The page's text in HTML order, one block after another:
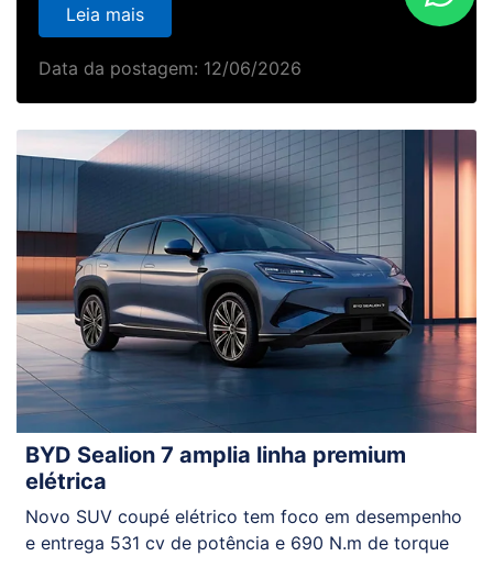
Leia mais
Data da postagem: 12/06/2026
BYD Sealion 7 amplia linha premium
elétrica
Novo SUV coupé elétrico tem foco em desempenho
e entrega 531 cv de potência e 690 N.m de torque